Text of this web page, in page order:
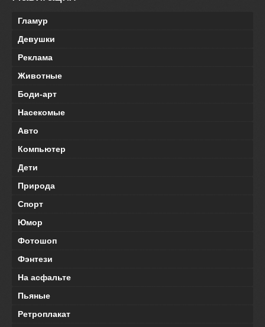
Гламур
Девушки
Реклама
Животные
Боди-арт
Насекомые
Авто
Компьютер
Дети
Природа
Спорт
Юмор
Фотошоп
Фэнтези
На асфальте
Пьяные
Ретроплакат